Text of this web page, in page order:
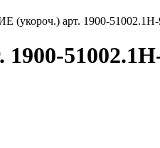
арт. 1900-51002.1H-
51002.1H-